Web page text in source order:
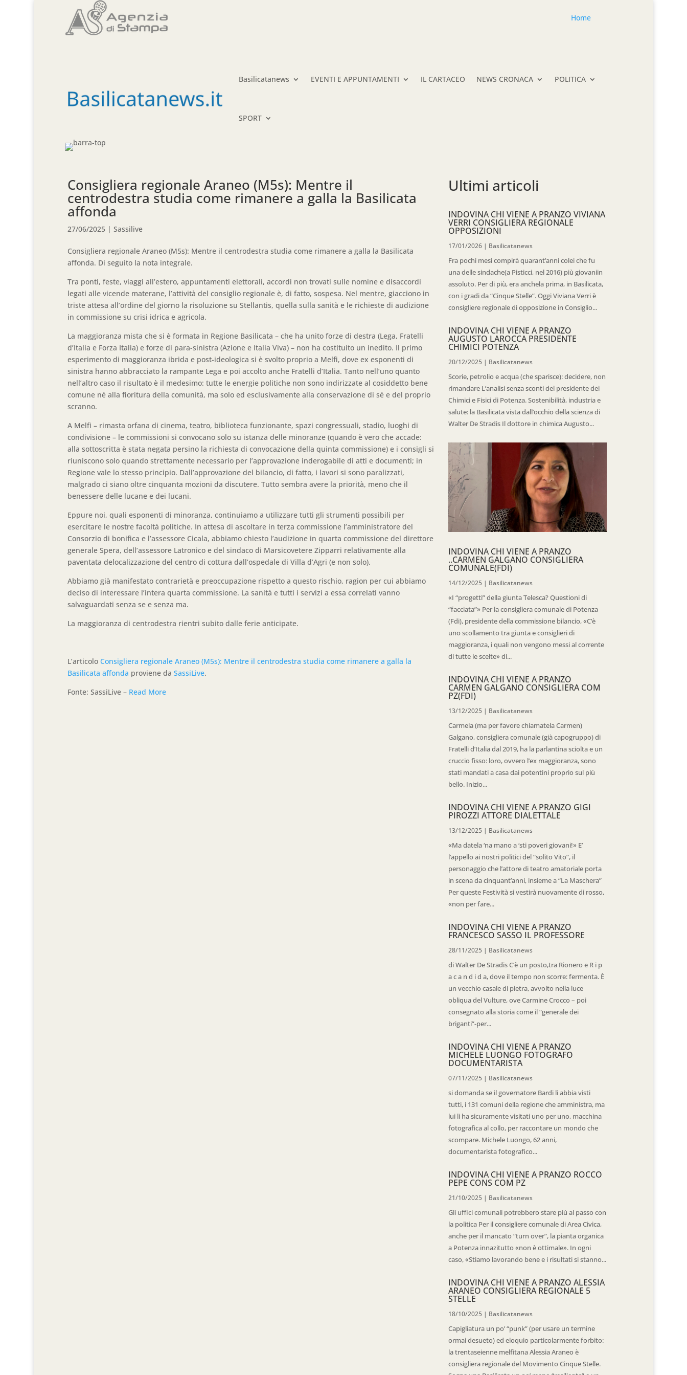
Home
Basilicatanews EVENTI E APPUNTAMENTI IL CARTACEO NEWS CRONACA POLITICA
SPORT
Consigliera regionale Araneo (M5s): Mentre il
centrodestra studia come rimanere a galla la Basilicata
affonda
27/06/2025 |Sassilive
Consigliera regionale Araneo (M5s): Mentre il centrodestra studia come rimanere a galla la Basilicata
affonda. Di seguito la nota integrale.
Tra ponti, feste, viaggi all’estero, appuntamenti elettorali, accordi non trovati sulle nomine e disaccordi
legati alle vicende materane, l’attività del consiglio regionale è, di fatto, sospesa. Nel mentre, giacciono in
triste attesa all’ordine del giorno la risoluzione su Stellantis, quella sulla sanità e le richieste di audizione
in commissione su crisi idrica e agricola.
La maggioranza mista che si è formata in Regione Basilicata – che ha unito forze di destra (Lega, Fratelli
d’Italia e Forza Italia) e forze di para-sinistra (Azione e Italia Viva) – non ha costituito un inedito. Il primo
esperimento di maggioranza ibrida e post-ideologica si è svolto proprio a Melfi, dove ex esponenti di
sinistra hanno abbracciato la rampante Lega e poi accolto anche Fratelli d’Italia. Tanto nell’uno quanto
nell’altro caso il risultato è il medesimo: tutte le energie politiche non sono indirizzate al cosiddetto bene
comune né alla fioritura della comunità, ma solo ed esclusivamente alla conservazione di sé e del proprio
scranno.
A Melfi – rimasta orfana di cinema, teatro, biblioteca funzionante, spazi congressuali, stadio, luoghi di
condivisione – le commissioni si convocano solo su istanza delle minoranze (quando è vero che accade:
alla sottoscritta è stata negata persino la richiesta di convocazione della quinta commissione) e i consigli si
riuniscono solo quando strettamente necessario per l’approvazione inderogabile di atti e documenti; in
Regione vale lo stesso principio. Dall’approvazione del bilancio, di fatto, i lavori si sono paralizzati,
malgrado ci siano oltre cinquanta mozioni da discutere. Tutto sembra avere la priorità, meno che il
benessere delle lucane e dei lucani.
Eppure noi, quali esponenti di minoranza, continuiamo a utilizzare tutti gli strumenti possibili per
esercitare le nostre facoltà politiche. In attesa di ascoltare in terza commissione l’amministratore del
Consorzio di bonifica e l’assessore Cicala, abbiamo chiesto l’audizione in quarta commissione del direttore
generale Spera, dell’assessore Latronico e del sindaco di Marsicovetere Zipparri relativamente alla
paventata delocalizzazione del centro di cottura dall’ospedale di Villa d’Agri (e non solo).
Abbiamo già manifestato contrarietà e preoccupazione rispetto a questo rischio, ragion per cui abbiamo
deciso di interessare l’intera quarta commissione. La sanità e tutti i servizi a essa correlati vanno
salvaguardati senza se e senza ma.
La maggioranza di centrodestra rientri subito dalle ferie anticipate.
L’articoloConsigliera regionale Araneo (M5s): Mentre il centrodestra studia come rimanere a galla la
Basilicata affonda proviene daSassiLive.
Fonte: SassiLive – Read More
Ultimi articoli
INDOVINA CHI VIENE A PRANZO VIVIANA
VERRI CONSIGLIERA REGIONALE
OPPOSIZIONI
17/01/2026| Basilicatanews
Fra pochi mesi compirà quarant’anni colei che fu
una delle sindache(a Pisticci, nel 2016) più giovaniin
assoluto. Per di più, era anchela prima, in Basilicata,
con i gradi da “Cinque Stelle”. Oggi Viviana Verri è
consigliere regionale di opposizione in Consiglio...
INDOVINA CHI VIENE A PRANZO
AUGUSTO LAROCCA PRESIDENTE
CHIMICI POTENZA
20/12/2025 | Basilicatanews
Scorie, petrolio e acqua (che sparisce): decidere, non
rimandare L’analisi senza sconti del presidente dei
Chimici e Fisici di Potenza. Sostenibilità, industria e
salute: la Basilicata vista dall’occhio della scienza di
Walter De Stradis Il dottore in chimica Augusto...
INDOVINA CHI VIENE A PRANZO
..CARMEN GALGANO CONSIGLIERA
COMUNALE(FDI)
14/12/2025 | Basilicatanews
«I “progetti” della giunta Telesca? Questioni di
“facciata”» Per la consigliera comunale di Potenza
(Fdi), presidente della commissione bilancio, «C’è
uno scollamento tra giunta e consiglieri di
maggioranza, i quali non vengono messi al corrente
di tutte le scelte» di...
INDOVINA CHI VIENE A PRANZO
CARMEN GALGANO CONSIGLIERA COM
PZ(FDI)
13/12/2025 | Basilicatanews
Carmela (ma per favore chiamatela Carmen)
Galgano, consigliera comunale (già capogruppo) di
Fratelli d’Italia dal 2019, ha la parlantina sciolta e un
cruccio fisso: loro, ovvero l’ex maggioranza, sono
stati mandati a casa dai potentini proprio sul più
bello. Inizio...
INDOVINA CHI VIENE A PRANZO GIGI
PIROZZI ATTORE DIALETTALE
13/12/2025 | Basilicatanews
«Ma datela ‘na mano a ‘sti poveri giovani!» E’
l’appello ai nostri politici del “solito Vito”, il
personaggio che l’attore di teatro amatoriale porta
in scena da cinquant’anni, insieme a “La Maschera”
Per queste Festività si vestirà nuovamente di rosso,
«non per fare...
INDOVINA CHI VIENE A PRANZO
FRANCESCO SASSO IL PROFESSORE
28/11/2025 | Basilicatanews
di Walter De Stradis C’è un posto,tra Rionero e R i p
a c a n d i d a, dove il tempo non scorre: fermenta. È
un vecchio casale di pietra, avvolto nella luce
obliqua del Vulture, ove Carmine Crocco – poi
consegnato alla storia come il “generale dei
briganti”-per...
INDOVINA CHI VIENE A PRANZO
MICHELE LUONGO FOTOGRAFO
DOCUMENTARISTA
07/11/2025 | Basilicatanews
si domanda se il governatore Bardi li abbia visti
tutti, i 131 comuni della regione che amministra, ma
lui li ha sicuramente visitati uno per uno, macchina
fotografica al collo, per raccontare un mondo che
scompare. Michele Luongo, 62 anni,
documentarista fotografico...
INDOVINA CHI VIENE A PRANZO ROCCO
PEPE CONS COM PZ
21/10/2025 | Basilicatanews
Gli uffici comunali potrebbero stare più al passo con
la politica Per il consigliere comunale di Area Civica,
anche per il mancato “turn over”, la pianta organica
a Potenza innazitutto «non è ottimale». In ogni
caso, «Stiamo lavorando bene e i risultati si stanno...
INDOVINA CHI VIENE A PRANZO ALESSIA
ARANEO CONSIGLIERA REGIONALE 5
STELLE
18/10/2025 | Basilicatanews
Capigliatura un po’ “punk” (per usare un termine
ormai desueto) ed eloquio particolarmente forbito:
la trentaseienne melfitana Alessia Araneo è
consigliera regionale del Movimento Cinque Stelle.